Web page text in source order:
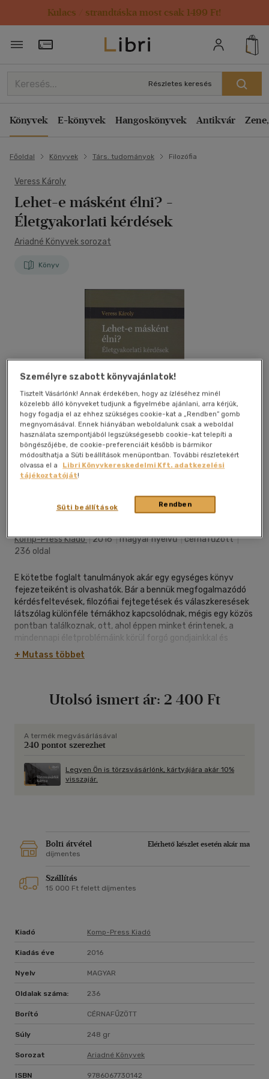
Kulacs / strandtáska most csak 1499 Ft!
Törzsvásárlói Kártya adatai
Részletes keresés
Könyvek E-könyvek Hangoskönyvek Antikvár
Főoldal Könyvek Társ. tudományok Filozófia
Veress Károly
Lehet-e másként élni? -
Életgyakorlati kérdések
Ariadné Könyvek sorozat
Könyv
Megosztom
Komp-Press Kiadó|2016|magyar nyelvű|cérnafűzött|
236 oldal
E kötetbe foglalt tanulmányok akár egy egységes könyv
fejezeteiként is olvashatók. Bár a bennük megfogalmazódó
kérdésfeltevések, filozófiai fejtegetések és válaszkeresések
látszólag különféle témákhoz kapcsolódnak, mégis egy közös
pontban találkoznak, ott, ahol éppen minket érintenek, a
mindennapi életproblémáink körül forgó gondjainkkal és
gondolatainkkal. A mai világban az egyes emberek által
követett életutak gyakorta kívülről, felülről" kijelöltek,
érvényű szabályozásoknak alárendeltek. E beszabályozott
minduntalan beleütköznek. Az itt olvasható írások is ilyen
kérdések köré szerveződnek: Milyen viszonyban áll az "élet" és
szerepe van az intézményeknek az életünkben, s
meghaladhatók-e a merev intézményi-hatalmi struktúrák az
európai létformánk lehetőségfeltételeire? Melyek manapság
az elismerés, a felelősség, a szabad, autentikus emberi
életproblémáinkra összpontosító gondolkodás a gondozás és
gondoskodás gyakorlati feladatainak a felvállalására? Milyen
+ Mutass többet
Utolsó ismert ár: 2 400 Ft
A termék megvásárlásával
240 pontot szerezhet
Legyen Ön is törzsvásárlónk, kártyájára akár 10%
visszajár.
Bolti átvétel
Elérhető készlet esetén akár ma
díjmentes
Szállítás
15 000 Ft felett díjmentes
Kiadó Komp-Press Kiadó
Kiadás éve 2016
Nyelv MAGYAR
Oldalak száma: 236
Borító CÉRNAFŰZÖTT
Súly 248 gr
Sorozat Ariadné Könyvek
ISBN 9786067730142
Személyre szabott könyvajánlatok!
Tisztelt Vásárlónk! Annak érdekében, hogy az ízléséhez minél
közelebb álló könyveket tudjunk a figyelmébe ajánlani, arra kérjük,
hogy fogadja el az ehhez szükséges cookie-kat a „Rendben” gomb
megnyomásával. Ennek hiányában weboldalunk csak a weboldal
használata szempontjából legszükségesebb cookie-kat telepíti a
böngészőjébe, de cookie-preferenciáit később is bármikor
módosíthatja a Süti beállítások menüpontban. További részletekért
olvassa el a
Libri Könyvkereskedelmi Kft. adatkezelési
tájékoztatóját!
Rendben
Süti beállítások